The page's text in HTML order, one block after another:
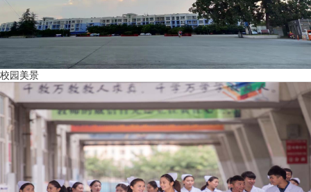
校园美景